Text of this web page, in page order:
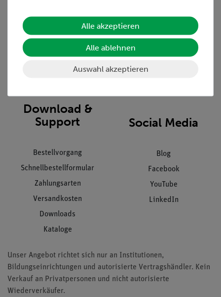
Hinweisgeberschutz
Impressum
Inbetriebnahme & Schulungen
Kundendienst
Download &
Support
Bestellvorgang
Schnellbestellformular
Zahlungsarten
Versandkosten
Downloads
Kataloge
Social Media
Blog
Facebook
YouTube
LinkedIn
Unser Angebot richtet sich nur an Institutionen,
Bildungseinrichtungen und autorisierte Vertragshändler. Kein
Verkauf an Privatpersonen und nicht autorisierte
Wiederverkäufer.
Alle akzeptieren
Alle ablehnen
Auswahl akzeptieren